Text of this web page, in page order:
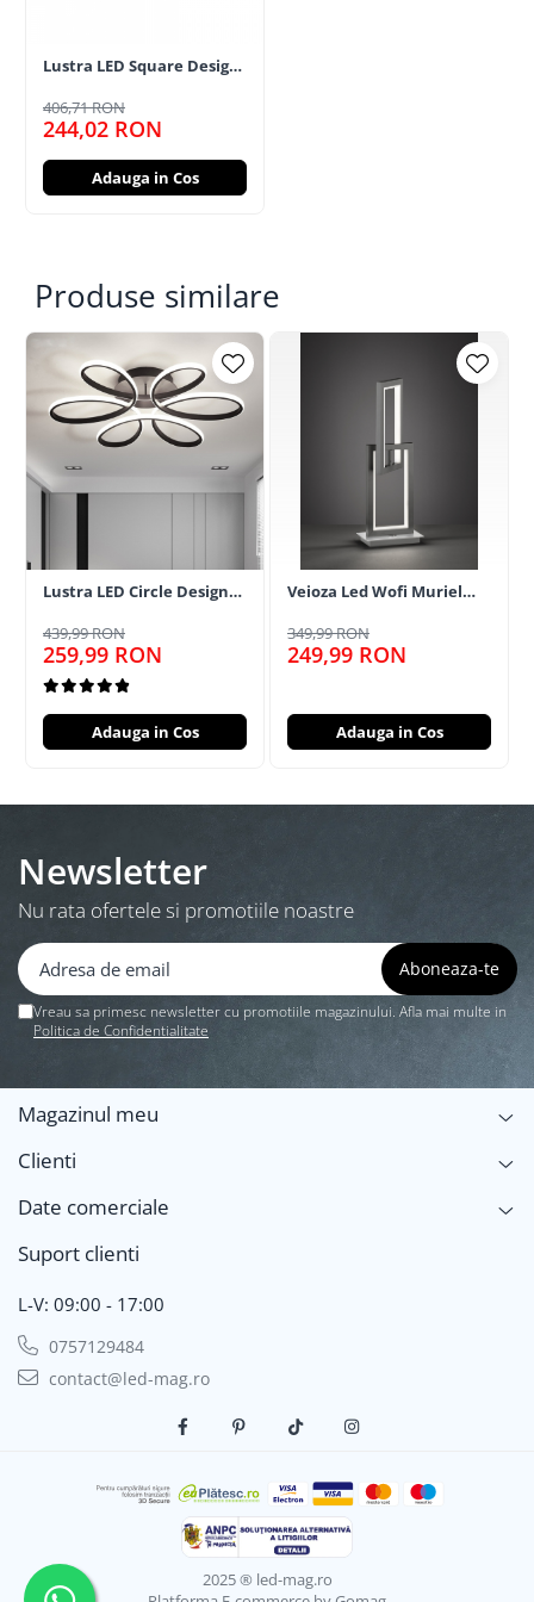
Lustra LED Square Design
406,71 RON
244,02 RON
Adauga in Cos
Produse similare
Lustra LED Circle Design
telecomanda
439,99 RON
259,99 RON
Adauga in Cos
Veioza Led Wofi Muriel
3000K 800 Lumeni Gri
Antracit
349,99 RON
249,99 RON
Adauga in Cos
Newsletter
Nu rata ofertele si promotiile noastre
Vreau sa primesc newsletter cu promotiile magazinului. Afla mai multe in
Politica de Confidentialitate
Magazinul meu
Clienti
Date comerciale
Suport clienti
L-V: 09:00 - 17:00
0757129484
contact@led-mag.ro
2025 ® led-mag.ro